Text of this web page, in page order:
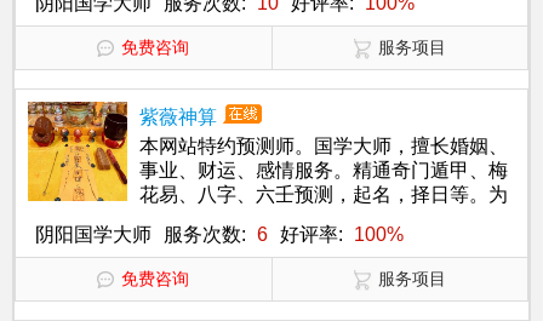
免费咨询 服务项目
紫薇神算
本网站特约预测师。国学大师，擅长婚姻、
事业、财运、感情服务。精通奇门遁甲、梅
花易、八字、六壬预测，起名，择日等。为
阴阳国学大师 服务次数: 6 好评率: 100%
免费咨询 服务项目